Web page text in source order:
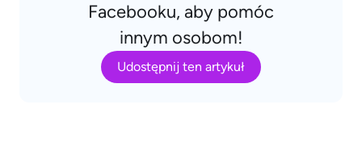
Facebooku, aby pomóc
innym osobom!
Udostępnij ten artykuł